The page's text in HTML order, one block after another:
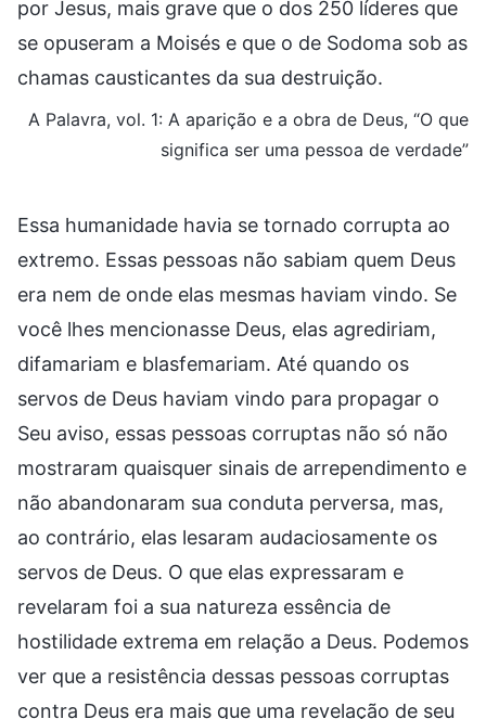
por Jesus, mais grave que o dos 250 líderes que
se opuseram a Moisés e que o de Sodoma sob as
chamas causticantes da sua destruição.
A Palavra, vol. 1: A aparição e a obra de Deus, “O que
significa ser uma pessoa de verdade”
Essa humanidade havia se tornado corrupta ao
extremo. Essas pessoas não sabiam quem Deus
era nem de onde elas mesmas haviam vindo. Se
você lhes mencionasse Deus, elas agrediriam,
difamariam e blasfemariam. Até quando os
servos de Deus haviam vindo para propagar o
Seu aviso, essas pessoas corruptas não só não
mostraram quaisquer sinais de arrependimento e
não abandonaram sua conduta perversa, mas,
ao contrário, elas lesaram audaciosamente os
servos de Deus. O que elas expressaram e
revelaram foi a sua natureza essência de
hostilidade extrema em relação a Deus. Podemos
ver que a resistência dessas pessoas corruptas
contra Deus era mais que uma revelação de seu